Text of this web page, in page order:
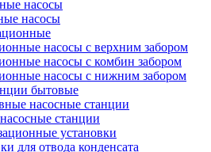
насосы
насосы
насосы с верхним забором
насосы с комбин забором
насосы с нижним забором
бытовые
насосные станции
станции
установки
для отвода конденсата